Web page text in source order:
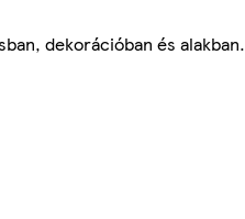
dekorációban és alakban.